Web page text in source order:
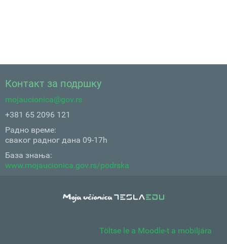
Контакт за подршку
mojaucionica@gov.rs
+381 65 2096 121
Радно време:
сваког радног дана 09-17h
База знања:
www.mojaucionica.gov.rs/podrska
Töltse le a Moodle-t a mobiljára